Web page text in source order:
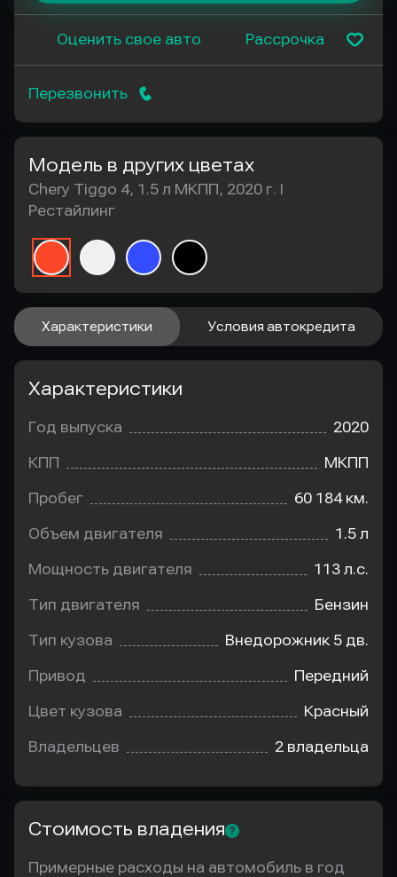
Оценить свое авто Рассрочка
Перезвонить
Модель в других цветах
Chery Tiggo 4, 1.5 л МКПП, 2020 г. I
Рестайлинг
Характеристики Условия автокредита
Характеристики
Год выпуска 2020
КПП МКПП
Пробег 60 184 км.
Объем двигателя 1.5 л
Мощность двигателя 113 л.с.
Тип двигателя Бензин
Тип кузова Внедорожник 5 дв.
Привод Передний
Цвет кузова Красный
Владельцев 2 владельца
Стоимость владения
Примерные расходы на автомобиль в год